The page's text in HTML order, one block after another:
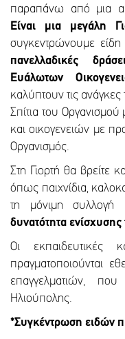
παραπάνω από μια
Είναι μια μεγάλη
συγκεντρώνουμε είδη
πανελλαδικές
Ευάλωτων
καλύπτουν τις
Σπίτια του
και οικογενειών με
Οργανισμός.
Στη Γιορτή θα βρείτε
όπως παιχνίδια,
τη μόνιμη
δυνατότητα
Οι εκπαιδευτικές
πραγματοποιούνται
επαγγελματιών, που
Ηλιούπολης.
*Συγκέντρωση ειδών